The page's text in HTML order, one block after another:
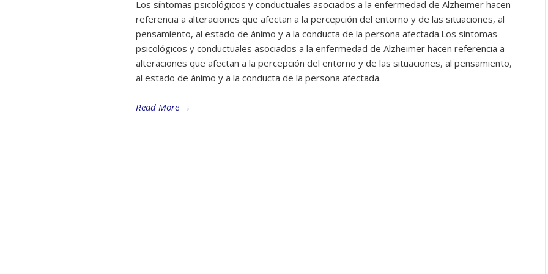
Los síntomas psicológicos y conductuales asociados a la enfermedad de Alzheimer hacen
referencia a alteraciones que afectan a la percepción del entorno y de las situaciones, al
pensamiento, al estado de ánimo y a la conducta de la persona afectada.Los síntomas
psicológicos y conductuales asociados a la enfermedad de Alzheimer hacen referencia a
alteraciones que afectan a la percepción del entorno y de las situaciones, al pensamiento,
al estado de ánimo y a la conducta de la persona afectada.
Read More →